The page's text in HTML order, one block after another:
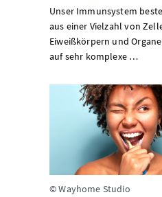
Unser Immunsystem
aus einer Vielzahl von
Eiweißkörpern und
auf sehr komplexe …
© Wayhome Studio